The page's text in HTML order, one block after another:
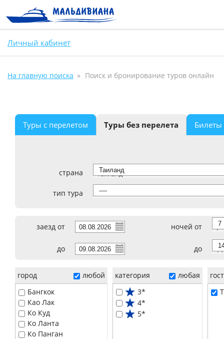
Личный кабинет
На главную поиска Поиск и бронирование туров онлайн
Туры с перелетом Туры без перелета Билеты
страна Таиланд
тип тура ----
заезд от ночей от 7
до до 14
город
любой
Бангкок
Као Лак
Ко Куд
Ко Ланта
Ко Панган
категория
любая
3*
4*
5*